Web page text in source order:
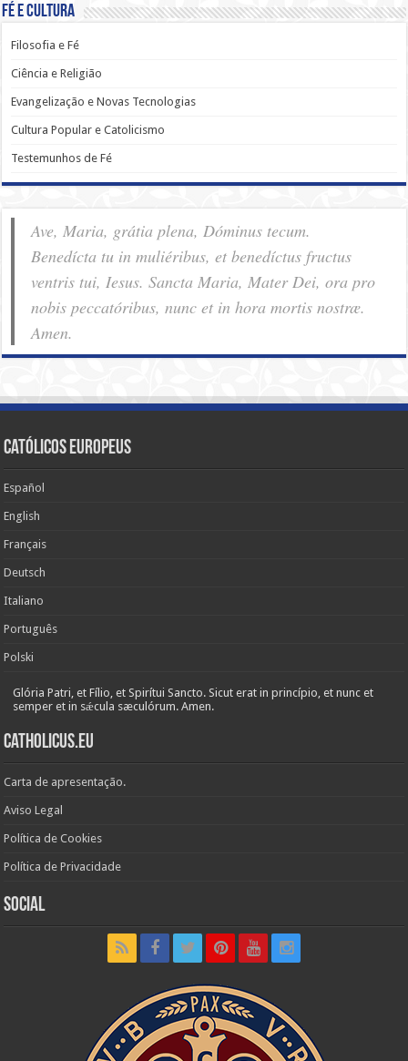
Fé e Cultura
Filosofia e Fé
Ciência e Religião
Evangelização e Novas Tecnologias
Cultura Popular e Catolicismo
Testemunhos de Fé
Ave, Maria, grátia plena, Dóminus tecum.
Benedícta tu in muliéribus, et benedíctus fructus
ventris tui, Iesus. Sancta Maria, Mater Dei, ora pro
nobis pec­ca­tóribus, nunc et in hora mortis nostræ.
Amen.
Católicos Europeus
Español
English
Français
Deutsch
Italiano
Português
Polski
Glória Patri, et Fílio, et Spirítui Sancto. Sicut erat in princípio, et nunc et
semper et in sǽcula sæculórum. Amen.
Catholicus.eu
Carta de apresentação.
Aviso Legal
Política de Cookies
Política de Privacidade
Social